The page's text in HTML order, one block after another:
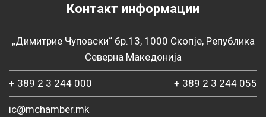
Контакт информации
„Димитрие Чуповски“ бр.13, 1000 Скопје, Република
Северна Македонија
+ 389 2 3 244 000 + 389 2 3 244 055
ic@mchamber.mk